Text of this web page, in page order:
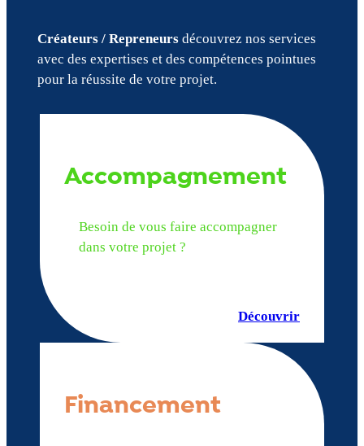
Créateurs / Repreneursdécouvrez nos services
avec des expertises et des compétences pointues
pour la réussite de votre projet.
Accompagnement
Besoin de vous faire accompagner
dans votre projet ?
Découvrir
Financement